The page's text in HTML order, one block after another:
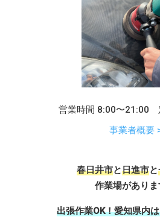
営業時間 8:00〜21:00
事業者概要
春日井市と日進市と
作業場がありま
出張作業OK！愛知県内